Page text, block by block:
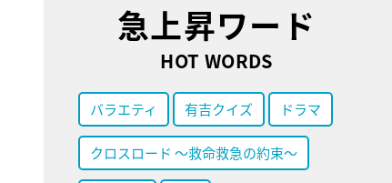
急上昇ワード
HOT WORDS
バラエティ 有吉クイズ ドラマ
クロスロード ～救命救急の約束～